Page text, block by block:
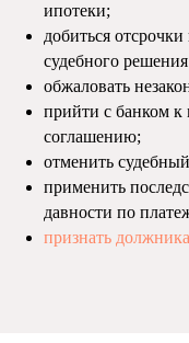
ипотеки;
добиться
судебного
обжаловать
прийти с банком
соглашению;
отменить
применить
давности по
признать